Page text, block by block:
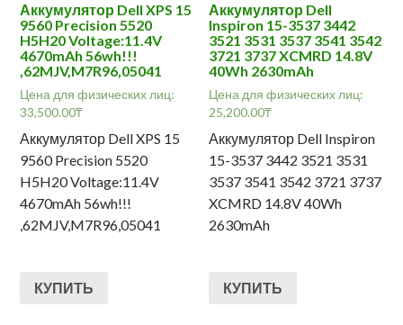
Аккумулятор Dell XPS 15
9560 Precision 5520
H5H20 Voltage:11.4V
4670mAh 56wh!!!
,62MJV,M7R96,05041
Цена для физических лиц:
33,500.00₸
Аккумулятор Dell XPS 15
9560 Precision 5520
H5H20 Voltage:11.4V
4670mAh 56wh!!!
,62MJV,M7R96,05041
КУПИТЬ
Аккумулятор Dell
Inspiron 15-3537 3442
3521 3531 3537 3541 3542
3721 3737 XCMRD 14.8V
40Wh 2630mAh
Цена для физических лиц:
25,200.00₸
Аккумулятор Dell Inspiron
15-3537 3442 3521 3531
3537 3541 3542 3721 3737
XCMRD 14.8V 40Wh
2630mAh
КУПИТЬ